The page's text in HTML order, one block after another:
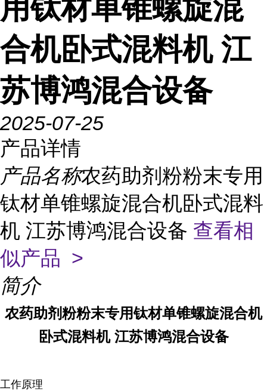
用钛材单锥螺旋混
合机卧式混料机 江
苏博鸿混合设备
2025-07-25
产品详情
产品名称农药助剂粉粉末专用
钛材单锥螺旋混合机卧式混料
机 江苏博鸿混合设备 查看相
似产品 >
简介
农药助剂粉粉末专用钛材单锥螺旋混合机
卧式混料机 江苏博鸿混合设备
工作原理